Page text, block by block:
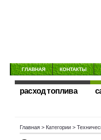
ГЛАВНАЯ КОНТАКТЫ
расход топлива
Главная > Категории >